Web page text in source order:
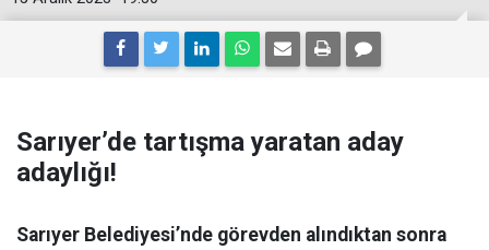
Sarıyer’de tartışma yaratan aday
adaylığı!
Sarıyer Belediyesi’nde görevden alındıktan sonra